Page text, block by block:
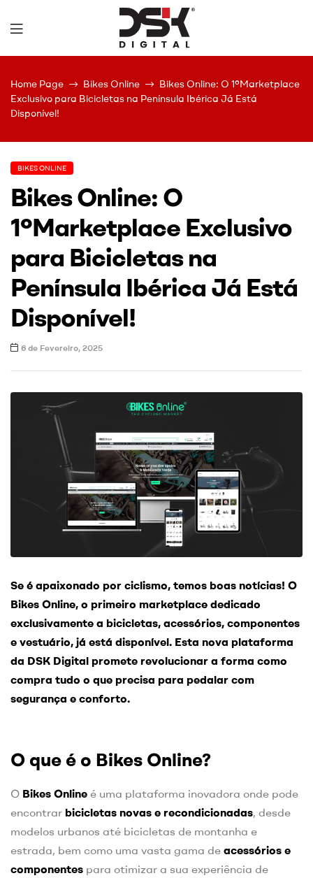
DSK
Digital
Home Page Bikes Online
Bikes Online: O 1ºMarketplace
Exclusivo para Bicicletas na Península Ibérica Já Está
Disponível!
BIKES ONLINE
Bikes Online: O
1ºMarketplace Exclusivo
para Bicicletas na
Península Ibérica Já Está
Disponível!
6 de Fevereiro, 2025
Se é apaixonado por ciclismo, temos boas notícias! O
Bikes Online, o primeiro marketplace dedicado
exclusivamente a bicicletas, acessórios, componentes
e vestuário, já está disponível. Esta nova plataforma
da DSK Digital promete revolucionar a forma como
compra tudo o que precisa para pedalar com
segurança e conforto.
O que é o Bikes Online?
O Bikes Online é uma plataforma inovadora onde pode
encontrar bicicletas novas e recondicionadas, desde
modelos urbanos até bicicletas de montanha e
estrada, bem como uma vasta gama de acessórios e
componentes para otimizar a sua experiência de